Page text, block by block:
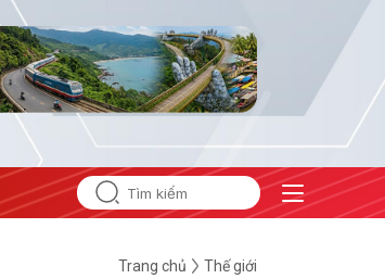
tảng tư tưởng của Đảng
Trang chủ Thế giới